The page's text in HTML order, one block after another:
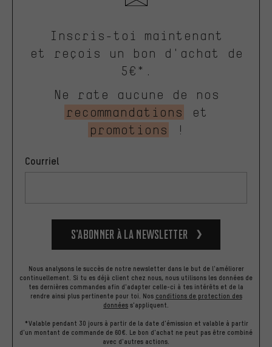
Inscris-toi maintenant
et reçois un bon d'achat de
5€*.
Ne rate aucune de nos
recommandations
et
promotions
!
Courriel
S’abonner à la newsletter
Nous analysons le succès de notre newsletter dans le but de l'améliorer
continuellement. Si tu es déjà client chez nous, nous utilisons les données de
tes dernières commandes afin d'adapter celle-ci à tes intérêts et de la
rendre ainsi plus pertinente pour toi. Nos conditions de protection des
données s'appliquent.
*Valable pendant 30 jours à partir de la date d'émission et valable à partir
d'un montant de commande de 60€. Le bon d'achat ne peut pas être combiné
avec d'autres actions.